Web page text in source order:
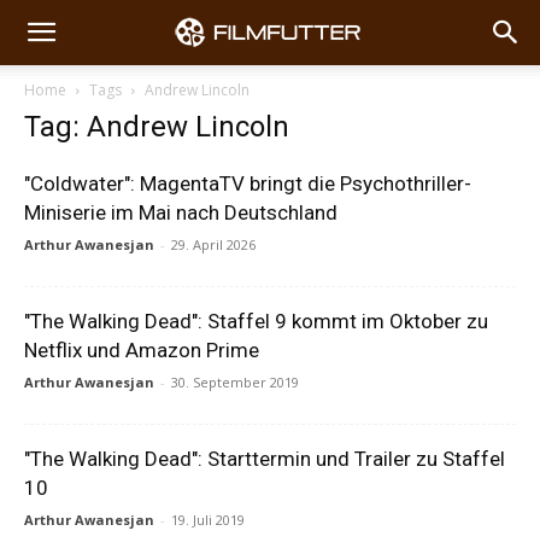
Home Tags Andrew Lincoln
Tag: Andrew Lincoln
"Coldwater": MagentaTV bringt die Psychothriller-
Miniserie im Mai nach Deutschland
Arthur Awanesjan - 29. April 2026
"The Walking Dead": Staffel 9 kommt im Oktober zu
Netflix und Amazon Prime
Arthur Awanesjan - 30. September 2019
"The Walking Dead": Starttermin und Trailer zu Staffel
10
Arthur Awanesjan - 19. Juli 2019